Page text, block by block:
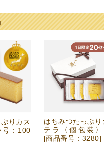
りカス
号：100
はちみつたっぷり
テラ〈個包装〉
[商品番号：3280]